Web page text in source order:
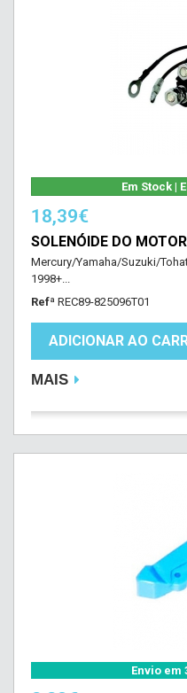
Em Stock |
18,39€
SOLENÓIDE DO
Mercury/Yamaha/Suzuki/
1998+...
Refª REC89-825096T01
ADICIONAR AO
MAIS
Envio em